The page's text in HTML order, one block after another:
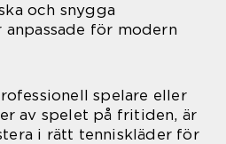
och snygga
för modern
spelare eller
av spelet på fritiden, är
i rätt tenniskläder för